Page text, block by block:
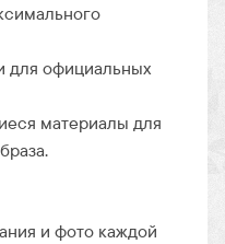
для официальных
материалы для
и фото каждой